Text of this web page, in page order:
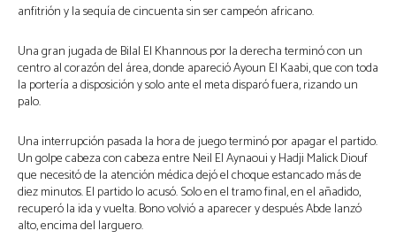
anfitrión y la sequía de cincuenta sin ser campeón africano.
Una gran jugada de Bilal El Khannous por la derecha terminó con un
centro al corazón del área, donde apareció Ayoun El Kaabi, que con toda
la portería a disposición y solo ante el meta disparó fuera, rizando un
palo.
Una interrupción pasada la hora de juego terminó por apagar el partido.
Un golpe cabeza con cabeza entre Neil El Aynaoui y Hadji Malick Diouf
que necesitó de la atención médica dejó el choque estancado más de
diez minutos. El partido lo acusó. Solo en el tramo final, en el añadido,
recuperó la ida y vuelta. Bono volvió a aparecer y después Abde lanzó
alto, encima del larguero.